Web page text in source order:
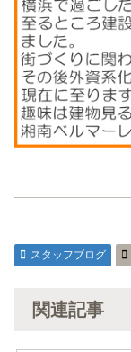
スタッフブログ
関連記事